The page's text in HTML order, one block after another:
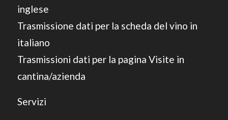
inglese
Trasmissione dati per la scheda del vino in
italiano
Trasmissioni dati per la pagina Visite in
cantina/azienda
Servizi